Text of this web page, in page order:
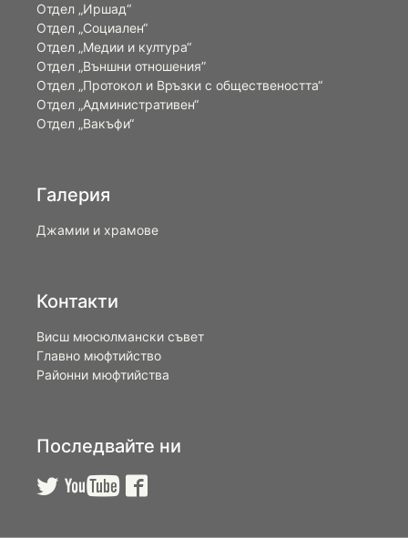
Отдел „Иршад“
Отдел „Социален“
Отдел „Медии и култура“
Отдел „Външни отношения”
Oтдел „Протокол и Връзки с обществеността“
Отдел „Административен“
Отдел „Вакъфи“
Галерия
Джамии и храмове
Контакти
Висш мюсюлмански съвет
Главно мюфтийство
Районни мюфтийства
Последвайте ни
  